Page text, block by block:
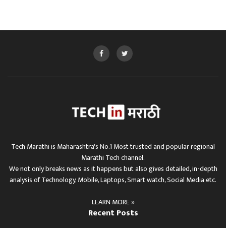
Tech Marathi is Maharashtra's No.1 Most trusted and popular regional
Marathi Tech channel.
We not only breaks news as it happens but also gives detailed, in-depth
analysis of Technology, Mobile, Laptops, Smart watch, Social Media etc.
LEARN MORE »
Recent Posts